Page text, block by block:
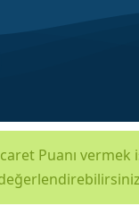
Puanı